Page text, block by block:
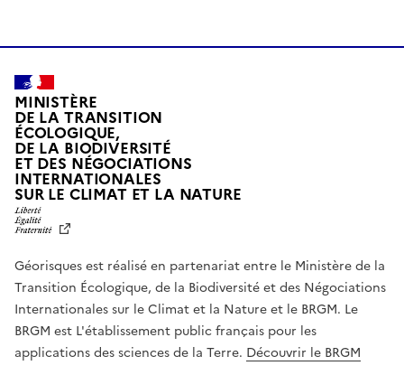
MINISTÈRE
DE LA TRANSITION
ÉCOLOGIQUE,
DE LA BIODIVERSITÉ
ET DES NÉGOCIATIONS
INTERNATIONALES
SUR LE CLIMAT ET LA NATUREL
T
É
,
É
G
A
L
Géorisques est réalisé en partenariat entre le Ministère de la
Transition Écologique, de la Biodiversité et des Négociations
Internationales sur le Climat et la Nature et le BRGM. Le
BRGM est L'établissement public français pour les
applications des sciences de la Terre. Découvrir le BRGM